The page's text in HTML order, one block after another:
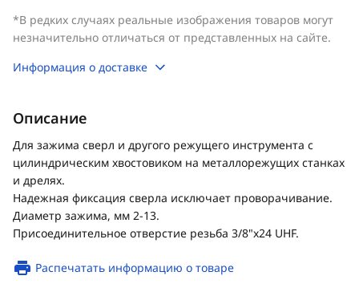
*В редких случаях реальные изображения товаров могут
незначительно отличаться от представленных на сайте.
Информация о доставке
Описание
Для зажима сверл и другого режущего инструмента с
цилиндрическим хвостовиком на металлорежущих станках
и дрелях.
Надежная фиксация сверла исключает проворачивание.
Диаметр зажима, мм 2-13.
Присоединительное отверстие резьба 3/8"х24 UHF.
Распечатать информацию о товаре